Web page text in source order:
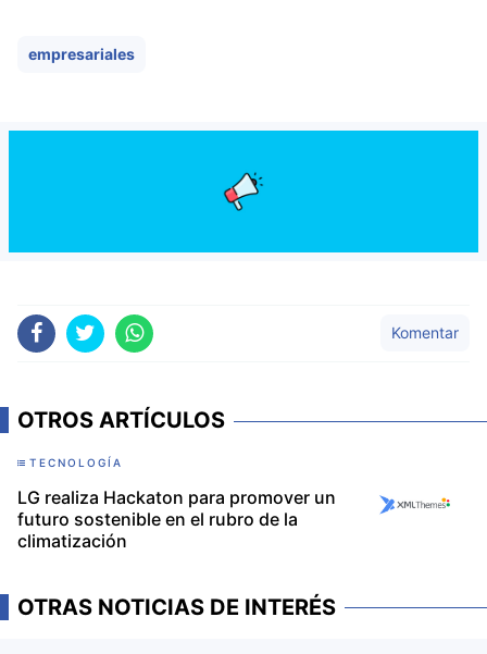
empresariales
Komentar
OTROS ARTÍCULOS
TECNOLOGÍA
LG realiza Hackaton para promover un
futuro sostenible en el rubro de la
climatización
OTRAS NOTICIAS DE INTERÉS